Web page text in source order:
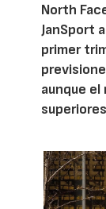
North
JanSport
primer
aunque el